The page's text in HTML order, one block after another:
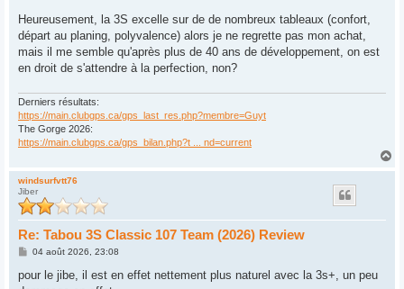
Heureusement, la 3S excelle sur de de nombreux tableaux (confort,
départ au planing, polyvalence) alors je ne regrette pas mon achat,
mais il me semble qu'après plus de 40 ans de développement, on est
en droit de s'attendre à la perfection, non?
Derniers résultats:
https://main.clubgps.ca/gps_last_res.php?membre=Guyt
The Gorge 2026:
https://main.clubgps.ca/gps_bilan.php?t ... nd=current
windsurfvtt76
Jiber
Re: Tabou 3S Classic 107 Team (2026) Review
M
s
04 août 2026, 23:08
pour le jibe, il est en effet nettement plus naturel avec la 3s+, un peu